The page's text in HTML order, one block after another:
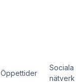
Öppettider
Sociala
nätverk